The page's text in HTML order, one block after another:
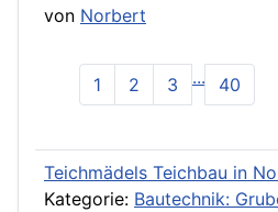
von Norbert
1 2 3 ... 40
Teichmädels Teichbau in
Kategorie: Bautechnik: